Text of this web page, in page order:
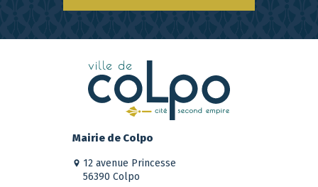
Mairie de Colpo
12 avenue Princesse
56390 Colpo